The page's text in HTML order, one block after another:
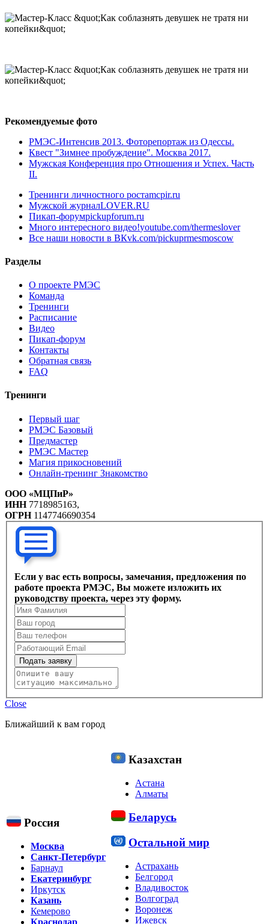
Рекомендуемые фото
РМЭС-Интенсив 2013. Фоторепортаж из Одессы.
Квест "Зимнее пробуждение". Москва 2017.
Мужская Конференция про Отношения и Успех. Часть
II.
Тренинги личностного ростаmcpir.ru
Мужской журналLOVER.RU
Пикап-форумpickupforum.ru
Много интересного видео!youtube.com/thermeslover
Все наши новости в ВКvk.com/pickuprmesmoscow
Разделы
О проекте РМЭС
Команда
Тренинги
Расписание
Видео
Пикап-форум
Контакты
Обратная связь
FAQ
Тренинги
Первый шаг
РМЭС Базовый
Предмастер
РМЭС Мастер
Магия прикосновений
Онлайн-тренинг Знакомство
ООО «МЦПиР»
ИНН7718985163,
ОГРН1147746690354
Если у вас есть вопросы, замечания, предложения по
работе проекта РМЭС, Вы можете изложить их
руководству проекта, через эту форму.
Подать заявку
Close
Ближайший к вам город
Россия
Москва
Санкт-Петербург
Барнаул
Екатеринбург
Иркутск
Казань
Кемерово
Краснодар
Казахстан
Астана
Алматы
Беларусь
Остальной мир
Астрахань
Белгород
Владивосток
Волгоград
Воронеж
Ижевск